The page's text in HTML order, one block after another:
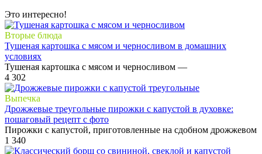
Это интересно!
Вторые блюда
Тушеная картошка с мясом и черносливом в домашних
условиях
Тушеная картошка с мясом и черносливом —
4 302
Выпечка
Дрожжевые треугольные пирожки с капустой в духовке:
пошаговый рецепт с фото
Пирожки с капустой, приготовленные на сдобном дрожжевом
1 340